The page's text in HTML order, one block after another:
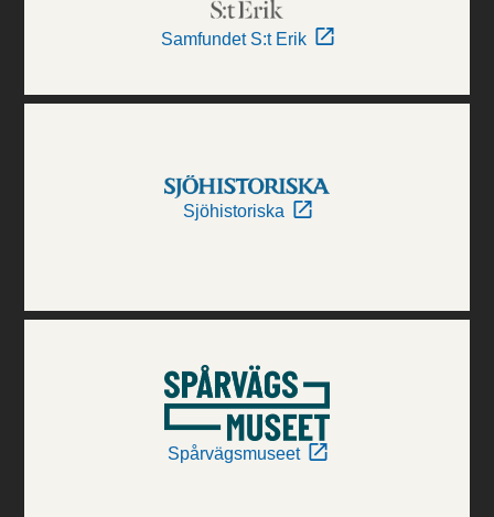
Samfundet S:t Erik
Sjöhistoriska
Spårvägsmuseet